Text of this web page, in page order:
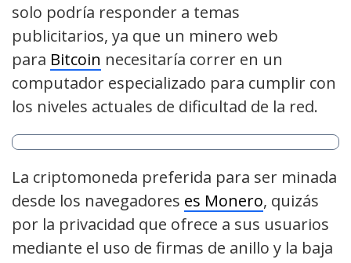
solo podría responder a temas
publicitarios, ya que un minero web
para Bitcoin necesitaría correr en un
computador especializado para cumplir con
los niveles actuales de dificultad de la red.
La criptomoneda preferida para ser minada
desde los navegadores es Monero, quizás
por la privacidad que ofrece a sus usuarios
mediante el uso de firmas de anillo y la baja